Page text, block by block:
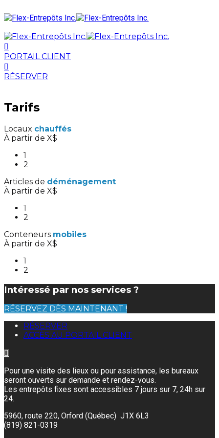
PORTAIL CLIENT
RÉSERVER
Tarifs
Locaux chauffés
À partir de X$
1
2
Articles de déménagement
À partir de X$
1
2
Conteneurs mobiles
À partir de X$
1
2
Intéressé par nos services ?
RÉSERVEZ DÈS MAINTENANT !
RÉSERVER
ACCÈS AU PORTAIL CLIENT
Pour une visite des lieux ou pour assistance, les bureaux
seront ouverts sur demande et rendez-vous.
Les entrepôts fixes sont accessibles 7 jours sur 7, 24h sur
24.
5960, route 220, Orford (Québec) J1X 6L3
(819) 821-0319